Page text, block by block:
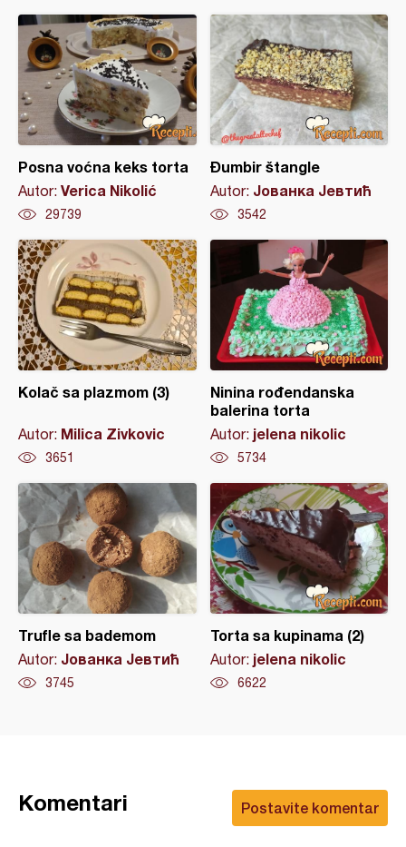
Posna voćna keks torta
Autor: Verica Nikolić
29739
Đumbir štangle
Autor: Јованка Јевтић
3542
Kolač sa plazmom (3)
Autor: Milica Zivkovic
3651
Ninina rođendanska
balerina torta
Autor: jelena nikolic
5734
Trufle sa bademom
Autor: Јованка Јевтић
3745
Torta sa kupinama (2)
Autor: jelena nikolic
6622
Postavite komentar
Komentari